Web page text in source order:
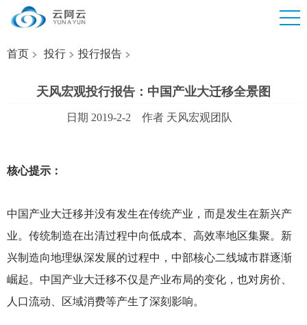
首页 投行 投行报告
天风宏观投行报告：中国产业大迁移全景图
日期 2019-2-2 作者 天风宏观团队
核心提示：
中国产业大迁移并没有发生在传统产业，而是发生在新兴产
业。传统制造在出清过程中向低成本、高效率地区集聚。新
兴制造向地理纵深发展的过程中，中部核心二线城市群逐渐
崛起。中国产业大迁移不仅是产业布局的变化，也对房价、
人口流动、区域消费等产生了深刻影响。